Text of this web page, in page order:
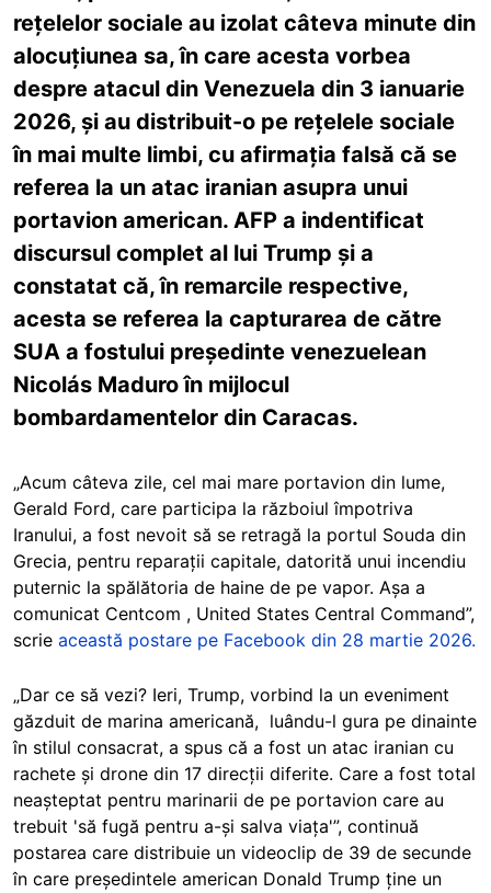
rețelelor sociale au izolat câteva minute din
alocuțiunea sa, în care acesta vorbea
despre atacul din Venezuela din 3 ianuarie
2026, și au distribuit-o pe rețelele sociale
în mai multe limbi, cu afirmația falsă că se
referea la un atac iranian asupra unui
portavion american. AFP a indentificat
discursul complet al lui Trump și a
constatat că, în remarcile respective,
acesta se referea la capturarea de către
SUA a fostului președinte venezuelean
Nicolás Maduro în mijlocul
bombardamentelor din Caracas.
„Acum câteva zile, cel mai mare portavion din lume,
Gerald Ford, care participa la războiul împotriva
Iranului, a fost nevoit să se retragă la portul Souda din
Grecia, pentru reparații capitale, datorită unui incendiu
puternic la spălătoria de haine de pe vapor. Așa a
comunicat Centcom , United States Central Command”,
scrie această postare pe Facebook din 28 martie 2026.
„Dar ce să vezi? Ieri, Trump, vorbind la un eveniment
găzduit de marina americană, luându-l gura pe dinainte
în stilul consacrat, a spus că a fost un atac iranian cu
rachete și drone din 17 direcții diferite. Care a fost total
neașteptat pentru marinarii de pe portavion care au
trebuit 'să fugă pentru a-și salva viața'”, continuă
postarea care distribuie un videoclip de 39 de secunde
în care președintele american Donald Trump ține un